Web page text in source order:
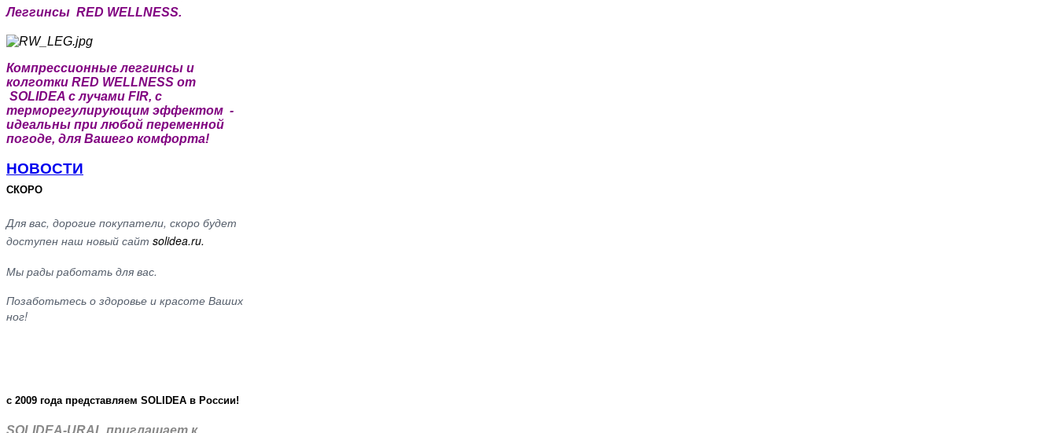
Леггинсы RED WELLNESS.
Компрессионные леггинсы и
колготки RED WELLNESS от
SOLIDEA с лучами FIR, с
терморегулирующим эффектом -
идеальны при любой переменной
погоде, для Вашего комфорта!
НОВОСТИ
СКОРО
Для вас, дорогие покупатели, скоро будет
доступен наш новый сайт solidea.ru.
Мы рады работать для вас.
Позаботьтесь о здоровье и красоте Ваших
ног!
c 2009 года представляем SOLIDEA в России!